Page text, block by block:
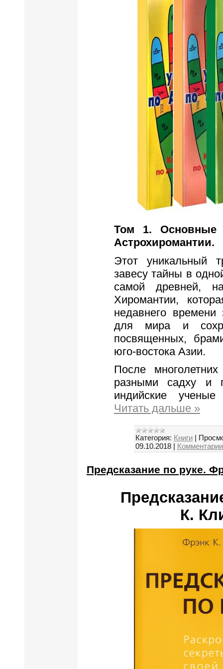
Том 1. Основные
Астрохиромантии.
Этот уникальный
завесу тайны в
самой древней,
Хиромантии,
недавнего
для мира и
посвященных,
юго-востока Азии.
После
разными садху и
индийские
Читать дальше »
Категория: Книги |
09.10.2018 |
Предсказание по руке.
К.